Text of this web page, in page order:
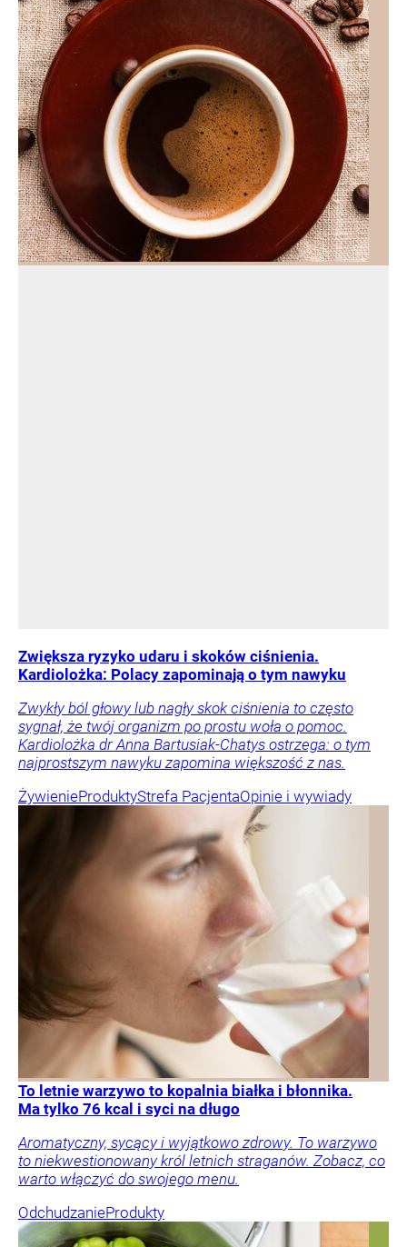
Zwiększa ryzyko udaru i skoków ciśnienia.
Kardiolożka: Polacy zapominają o tym nawyku
Zwykły ból głowy lub nagły skok ciśnienia to często
sygnał, że twój organizm po prostu woła o pomoc.
Kardiolożka dr Anna Bartusiak-Chatys ostrzega: o tym
najprostszym nawyku zapomina większość z nas.
ŻywienieProduktyStrefa PacjentaOpinie i wywiady
To letnie warzywo to kopalnia białka i błonnika.
Ma tylko 76 kcal i syci na długo
Aromatyczny, sycący i wyjątkowo zdrowy. To warzywo
to niekwestionowany król letnich straganów. Zobacz, co
warto włączyć do swojego menu.
OdchudzanieProdukty